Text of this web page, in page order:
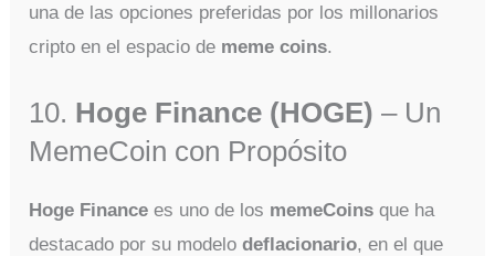
una de las opciones preferidas por los millonarios
cripto en el espacio de meme coins.
10. Hoge Finance (HOGE) – Un
MemeCoin con Propósito
Hoge Finance es uno de los memeCoins que ha
destacado por su modelodeflacionario, en el que